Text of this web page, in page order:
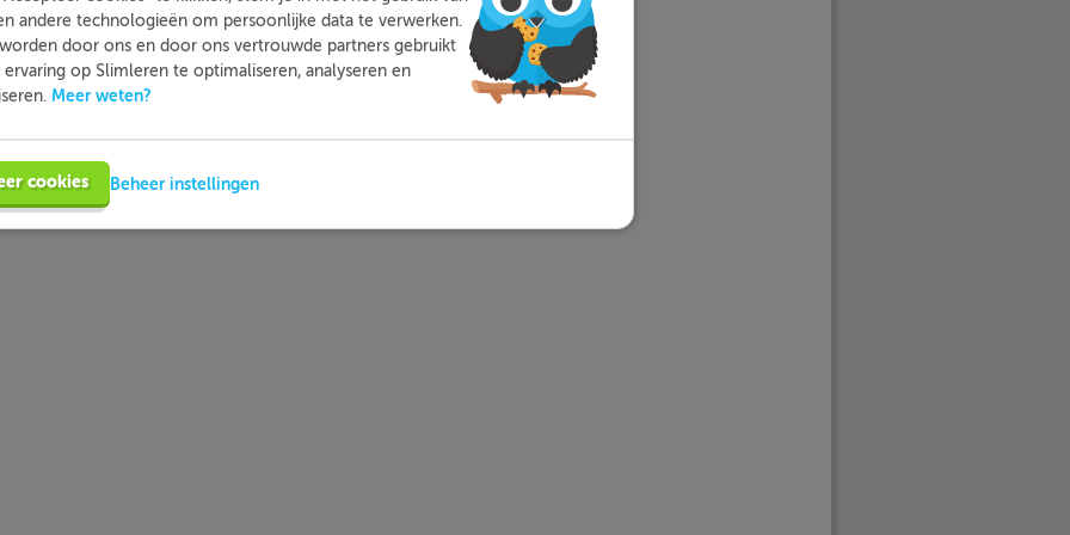
herinnerd
hersteld
herhaald
meestal openbij desterke werkwoorden.
altijd op een
andere technologieën om persoonlijke data te verwerken.
door ons en door ons vertrouwde partners gebruikt
op Slimleren te optimaliseren, analyseren en
Meer weten?
cookies Beheer instellingen